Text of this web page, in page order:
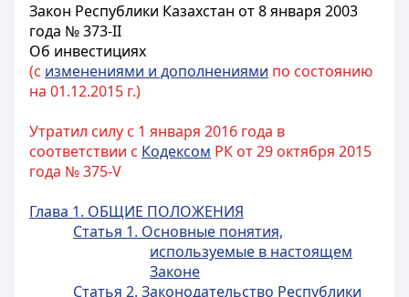
Закон Республики Казахстан от 8 января 2003
года № 373-II
Об инвестициях
(с изменениями и дополнениями по состоянию
на 01.12.2015 г.)
Утратил силу с 1 января 2016 года в
соответствии с Кодексом РК от 29 октября 2015
года № 375-V
Глава 1. ОБЩИЕ ПОЛОЖЕНИЯ
Статья 1. Основные понятия,
используемые в настоящем
Законе
Статья 2. Законодательство Республики